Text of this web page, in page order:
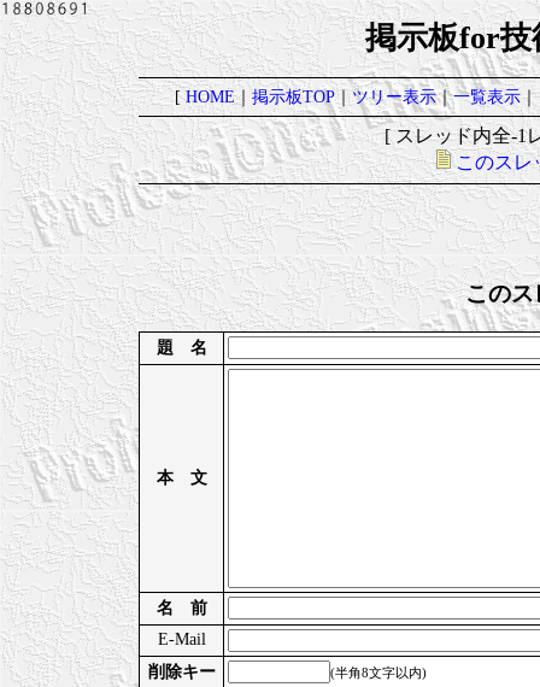
掲示板for技
[HOME｜掲示板TOP｜ツリー表示｜一覧表示｜
[ スレッド内全-
このスレ
このス
題 名
本 文
名 前
E-Mail
削除キー
(半角8文字以内)